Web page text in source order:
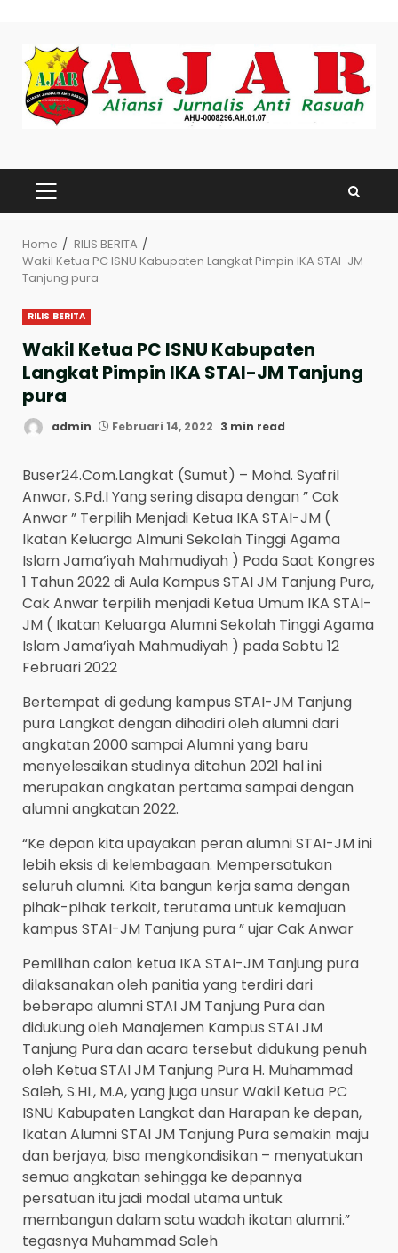
content
PRIMARY
MENU
Home
RILIS BERITA
Wakil Ketua PC ISNU Kabupaten Langkat Pimpin IKA STAI-JM
Tanjung pura
RILIS BERITA
Wakil Ketua PC ISNU Kabupaten
Langkat Pimpin IKA STAI-JM Tanjung
pura
admin Februari 14, 2022 3 min read
Buser24.Com.Langkat (Sumut) – Mohd. Syafril
Anwar, S.Pd.I Yang sering disapa dengan ” Cak
Anwar ” Terpilih Menjadi Ketua IKA STAI-JM (
Ikatan Keluarga Almuni Sekolah Tinggi Agama
Islam Jama’iyah Mahmudiyah ) Pada Saat Kongres
1 Tahun 2022 di Aula Kampus STAI JM Tanjung Pura,
Cak Anwar terpilih menjadi Ketua Umum IKA STAI-
JM ( Ikatan Keluarga Alumni Sekolah Tinggi Agama
Islam Jama’iyah Mahmudiyah ) pada Sabtu 12
Februari 2022
Bertempat di gedung kampus STAI-JM Tanjung
pura Langkat dengan dihadiri oleh alumni dari
angkatan 2000 sampai Alumni yang baru
menyelesaikan studinya ditahun 2021 hal ini
merupakan angkatan pertama sampai dengan
alumni angkatan 2022.
“Ke depan kita upayakan peran alumni STAI-JM ini
lebih eksis di kelembagaan. Mempersatukan
seluruh alumni. Kita bangun kerja sama dengan
pihak-pihak terkait, terutama untuk kemajuan
kampus STAI-JM Tanjung pura ” ujar Cak Anwar
Pemilihan calon ketua IKA STAI-JM Tanjung pura
dilaksanakan oleh panitia yang terdiri dari
beberapa alumni STAI JM Tanjung Pura dan
didukung oleh Manajemen Kampus STAI JM
Tanjung Pura dan acara tersebut didukung penuh
oleh Ketua STAI JM Tanjung Pura H. Muhammad
Saleh, S.HI., M.A, yang juga unsur Wakil Ketua PC
ISNU Kabupaten Langkat dan Harapan ke depan,
Ikatan Alumni STAI JM Tanjung Pura semakin maju
dan berjaya, bisa mengkondisikan – menyatukan
semua angkatan sehingga ke depannya
persatuan itu jadi modal utama untuk
membangun dalam satu wadah ikatan alumni.”
tegasnya Muhammad Saleh